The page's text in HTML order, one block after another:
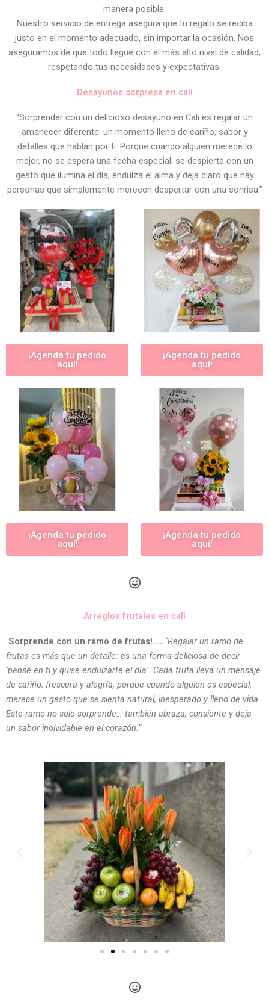
manera posible.
Nuestro servicio de entrega asegura que tu regalo se reciba
justo en el momento adecuado, sin importar la ocasión. Nos
aseguramos de que todo llegue con el más alto nivel de calidad,
respetando tus necesidades y expectativas.
Desayunos sorpresa en cali
“Sorprender con un delicioso desayuno en Cali es regalar un
amanecer diferente: un momento lleno de cariño, sabor y
detalles que hablan por ti. Porque cuando alguien merece lo
mejor, no se espera una fecha especial; se despierta con un
gesto que ilumina el día, endulza el alma y deja claro que hay
personas que simplemente merecen despertar con una sonrisa.”
¡Agenda tu pedido
aquí!
¡Agenda tu pedido
aquí!
¡Agenda tu pedido
aquí!
¡Agenda tu pedido
aquí!
Arreglos frutales en cali
Sorprende con un ramo de frutas!…. “Regalar un ramo de
frutas es más que un detalle: es una forma deliciosa de decir
‘pensé en ti y quise endulzarte el día’. Cada fruta lleva un mensaje
de cariño, frescura y alegría, porque cuando alguien es especial,
merece un gesto que se sienta natural, inesperado y lleno de vida.
Este ramo no solo sorprende… también abraza, consiente y deja
un sabor inolvidable en el corazón.”